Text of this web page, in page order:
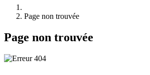
Page non trouvée
Page non trouvée